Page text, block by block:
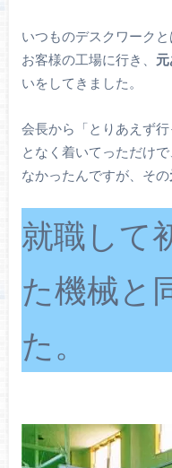
いつものデスクワーク
お客様の工場に行き、
いをしてきました。
会長から「とりあえず
となく着いてっただけ
なかったんですが、その
就職して
た機械と
た。